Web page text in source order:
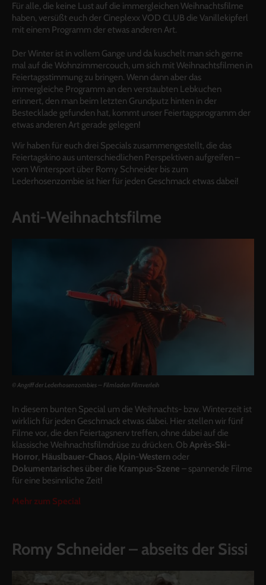
Für alle, die keine Lust auf die immergleichen Weihnachtsfilme
haben, versüßt euch der Cineplexx VOD CLUB die Vanillekipferl
mit einem Programm der etwas anderen Art.
Der Winter ist in vollem Gange und da kuschelt man sich gerne
mal auf die Wohnzimmercouch, um sich mit Weihnachtsfilmen in
Feiertagsstimmung zu bringen. Wenn dann aber das
immergleiche Programm an den verstaubten Lebkuchen
erinnert, den man beim letzten Grundputz hinten in der
Bestecklade gefunden hat, kommt unser Feiertagsprogramm der
etwas anderen Art gerade gelegen!
Wir haben für euch drei Specials zusammengestellt, die das
Feiertagskino aus unterschiedlichen Perspektiven aufgreifen –
vom Wintersport über Romy Schneider bis zum
Lederhosenzombie ist hier für jeden Geschmack etwas dabei!
Anti-Weihnachtsfilme
© Angriff der Lederhosenzombies – Filmladen Filmverleih
In diesem bunten Special um die Weihnachts- bzw. Winterzeit ist
wirklich für jeden Geschmack etwas dabei. Hier stellen wir fünf
Filme vor, die den Feiertagsnerv treffen, ohne dabei auf die
klassische Weihnachtsfilmdrüse zu drücken. ObAprès-Ski-
Horror, Häuslbauer-Chaos, Alpin-Western oder
Dokumentarisches über die Krampus-Szene – spannende Filme
für eine besinnliche Zeit!
Mehr zum Special
Romy Schneider – abseits der Sissi